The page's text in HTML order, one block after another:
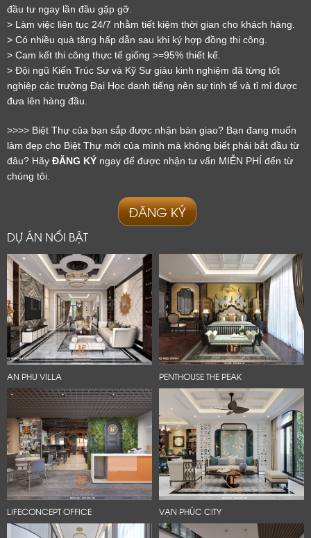
đầu tư ngay lần đầu gặp gỡ.
> Làm việc liên tục 24/7 nhằm tiết kiệm thời gian cho khách hàng.
> Có nhiều quà tặng hấp dẫn sau khi ký hợp đồng thi công.
> Cam kết thi công thực tế giống >=95% thiết kế.
> Đội ngũ Kiến Trúc Sư và Kỹ Sư giàu kinh nghiệm đã từng tốt
nghiệp các trường Đại Học danh tiếng nên sự tinh tế và tỉ mỉ được
đưa lên hàng đầu.
>>>> Biệt Thự của bạn sắp được nhận bàn giao? Bạn đang muốn
làm đẹp cho Biệt Thự mới của mình mà không biết phải bắt đầu từ
đâu? Hãy ĐĂNG KÝ ngay để được nhận tư vấn MIỄN PHÍ đến từ
chúng tôi.
ĐĂNG KÝ
DỰ ÁN NỔI BẬT
AN PHU VILLA PENTHOUSE THE PEAK
LIFECONCEPT OFFICE VẠN PHÚC CITY
LIFECONCEPT
Cảm ơn quý khách đã để lại thông tin.
Chúng tôi sẽ liên hệ lại trong thời gian sớm nhất